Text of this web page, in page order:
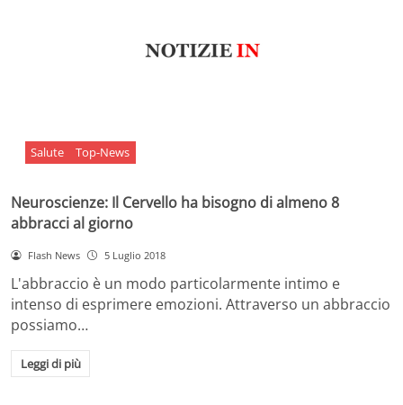
Salute Top-News
Neuroscienze: Il Cervello ha bisogno di almeno 8
abbracci al giorno
Flash News 5 Luglio 2018
L'abbraccio è un modo particolarmente intimo e
intenso di esprimere emozioni. Attraverso un abbraccio
possiamo…
Leggi di più